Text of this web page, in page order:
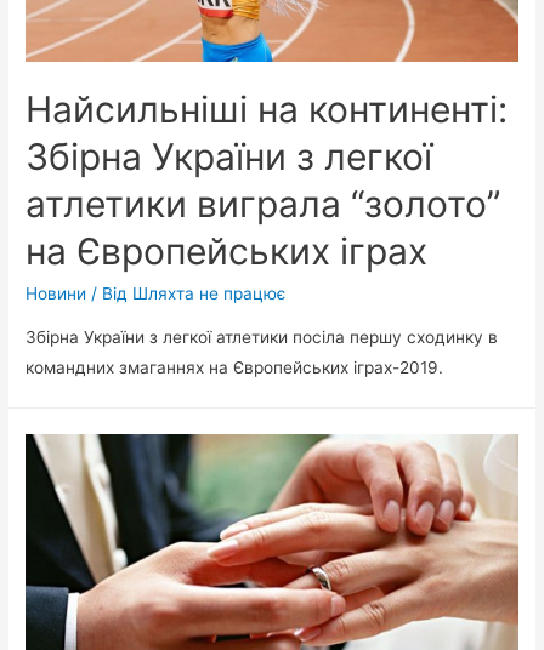
Найсильніші на континенті:
Збірна України з легкої
атлетики виграла “золото”
на Європейських іграх
Новини / Від Шляхта не працює
Збірна України з легкої атлетики посіла першу сходинку в
командних змаганнях на Європейських іграх-2019.